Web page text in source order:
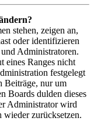
stehen, zeigen an,
oder identifizieren
Administratoren.
eines Ranges nicht
festgelegt
Beiträge, nur um
Boards dulden dieses
Administrator wird
wieder zurücksetzen.